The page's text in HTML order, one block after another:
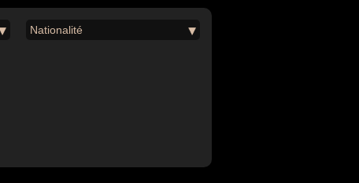
Nationalité